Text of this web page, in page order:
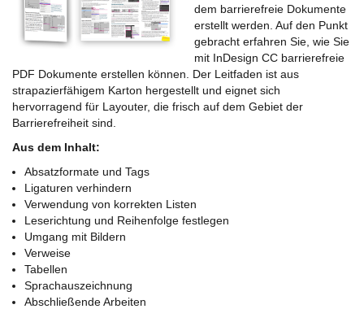
dem barrierefreie Dokumente
erstellt werden. Auf den Punkt
gebracht erfahren Sie, wie Sie
mit InDesign CC barrierefreie
PDF Dokumente erstellen können. Der Leitfaden ist aus
strapazierfähigem Karton hergestellt und eignet sich
hervorragend für Layouter, die frisch auf dem Gebiet der
Barrierefreiheit sind.
Aus dem Inhalt:
Absatzformate und Tags
Ligaturen verhindern
­Verwendung von korrekten Listen
Leserichtung und Reihenfolge festlegen
Umgang mit Bildern
Verweise
Tabellen
Sprachauszeichnung
Abschließende Arbeiten